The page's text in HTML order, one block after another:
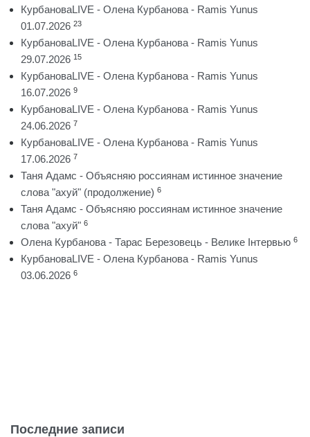
КурбановаLIVE - Олена Курбанова - Ramis Yunus
01.07.2026 23
КурбановаLIVE - Олена Курбанова - Ramis Yunus
29.07.2026 15
КурбановаLIVE - Олена Курбанова - Ramis Yunus
16.07.2026 9
КурбановаLIVE - Олена Курбанова - Ramis Yunus
24.06.2026 7
КурбановаLIVE - Олена Курбанова - Ramis Yunus
17.06.2026 7
Таня Адамс - Объясняю россиянам истинное значение
слова "ахуй" (продолжение) 6
Таня Адамс - Объясняю россиянам истинное значение
слова "ахуй" 6
Олена Курбанова - Тарас Березовець - Велике Інтервью 6
КурбановаLIVE - Олена Курбанова - Ramis Yunus
03.06.2026 6
Последние записи